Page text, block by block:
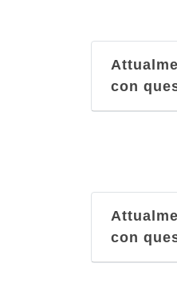
con
con